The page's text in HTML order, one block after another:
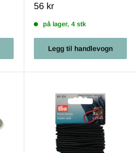
Salgs
56 kr
på lager, 4 stk
Legg til handlevogn